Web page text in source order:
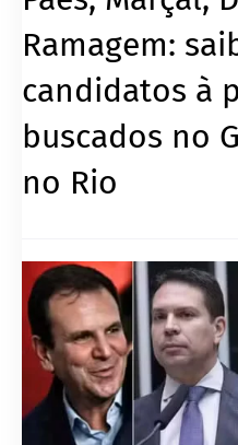
Ramagem:
candidatos à
buscados no
no Rio